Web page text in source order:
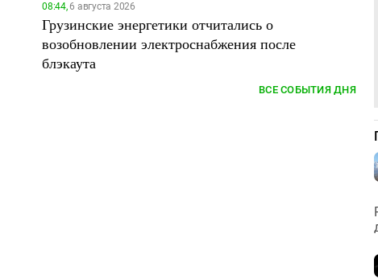
08:44,6 августа 2026
Грузинские энергетики отчитались о
возобновлении электроснабжения после
блэкаута
ВСЕ СОБЫТИЯ ДНЯ